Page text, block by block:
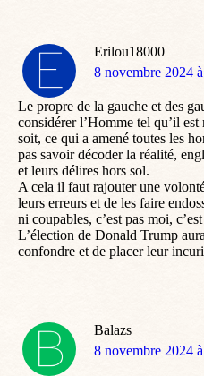
Erilou18000
dit
8 novembre 2024
Le propre de la gauche et des
considérer l’Homme tel qu’il
soit, ce qui a amené toutes les
pas savoir décoder la réalité,
et leurs délires hors sol.
A cela il faut rajouter une
leurs erreurs et de les faire
ni coupables, c’est pas moi,
L’élection de Donald Trump
confondre et de placer leur
Balazs
dit
8 novembre 2024